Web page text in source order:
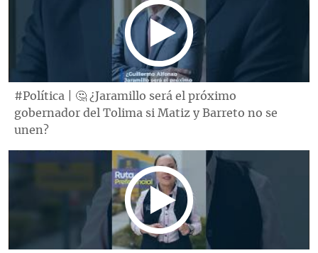
#Política | 🤔 ¿Jaramillo será el próximo
gobernador del Tolima si Matiz y Barreto no se
unen?